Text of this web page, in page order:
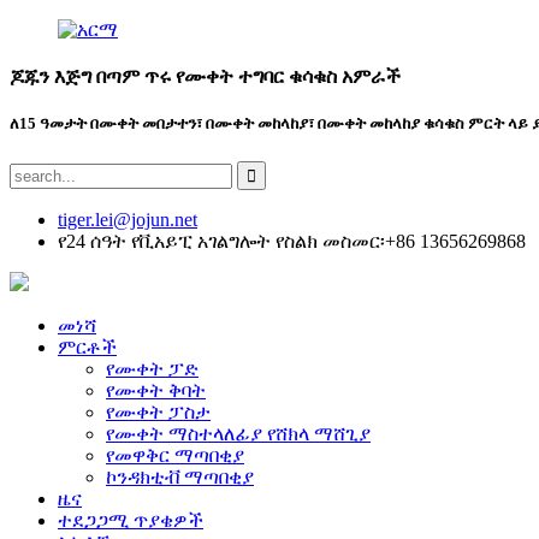
ጆጁን እጅግ በጣም ጥሩ የሙቀት ተግባር ቁሳቁስ አምራች
ለ15 ዓመታት በሙቀት መበታተን፣ በሙቀት መከላከያ፣ በሙቀት መከላከያ ቁሳቁስ ምርት ላይ
tiger.lei@jojun.net
የ24 ሰዓት የቪአይፒ አገልግሎት የስልክ መስመር፡+86 13656269868
መነሻ
ምርቶች
የሙቀት ፓድ
የሙቀት ቅባት
የሙቀት ፓስታ
የሙቀት ማስተላለፊያ የሸክላ ማሸጊያ
የመዋቅር ማጣበቂያ
ኮንዳክቲቭ ማጣበቂያ
ዜና
ተደጋጋሚ ጥያቄዎች